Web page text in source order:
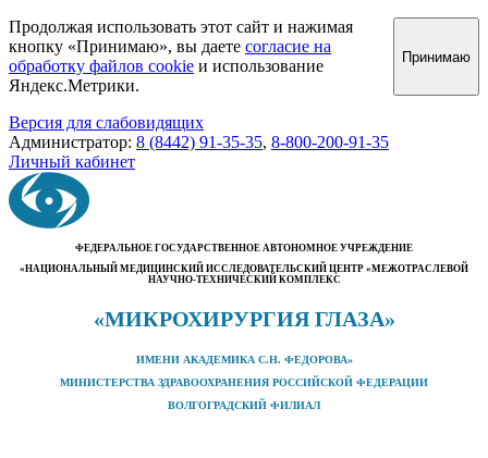
Продолжая использовать этот сайт и нажимая
кнопку «Принимаю», вы даете согласие на
обработку файлов cookie и использование
Яндекс.Метрики.
Принимаю
Версия для слабовидящих
Администратор: 8 (8442) 91-35-35, 8-800-200-91-35
Личный кабинет
ФЕДЕРАЛЬНОЕ ГОСУДАРСТВЕННОЕ АВТОНОМНОЕ УЧРЕЖДЕНИЕ
«НАЦИОНАЛЬНЫЙ МЕДИЦИНСКИЙ ИССЛЕДОВАТЕЛЬСКИЙ ЦЕНТР «МЕЖОТРАСЛЕВОЙ
НАУЧНО-ТЕХНИЧЕСКИЙ КОМПЛЕКС
«МИКРОХИРУРГИЯ ГЛАЗА»
ИМЕНИ АКАДЕМИКА С.Н. ФЕДОРОВА»
МИНИСТЕРСТВА ЗДРАВООХРАНЕНИЯ РОССИЙСКОЙ ФЕДЕРАЦИИ
ВОЛГОГРАДСКИЙ ФИЛИАЛ